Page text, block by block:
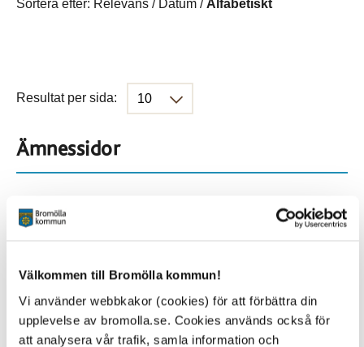
Välkommen till Bromölla kommun!
Vi använder webbkakor (cookies) för att förbättra din
upplevelse av bromolla.se. Cookies används också för
att analysera vår trafik, samla information och
Sortera efter: Relevans / Datum / Alfabetiskt
Resultat per sida:
Ämnessidor
282
Hela webbplatsen
Platser
Alla platser